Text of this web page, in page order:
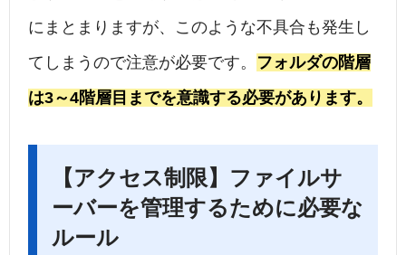
にまとまりますが、このような不具合も発生し
てしまうので注意が必要です。 フォルダの階層
は3～4階層目までを意識する必要があります。
【アクセス制限】ファイルサ
ーバーを管理するために必要な
ルール